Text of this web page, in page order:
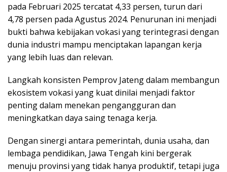
pada Februari 2025 tercatat 4,33 persen, turun dari
4,78 persen pada Agustus 2024. Penurunan ini menjadi
bukti bahwa kebijakan vokasi yang terintegrasi dengan
dunia industri mampu menciptakan lapangan kerja
yang lebih luas dan relevan.
Langkah konsisten Pemprov Jateng dalam membangun
ekosistem vokasi yang kuat dinilai menjadi faktor
penting dalam menekan pengangguran dan
meningkatkan daya saing tenaga kerja.
Dengan sinergi antara pemerintah, dunia usaha, dan
lembaga pendidikan, Jawa Tengah kini bergerak
menuju provinsi yang tidak hanya produktif, tetapi juga